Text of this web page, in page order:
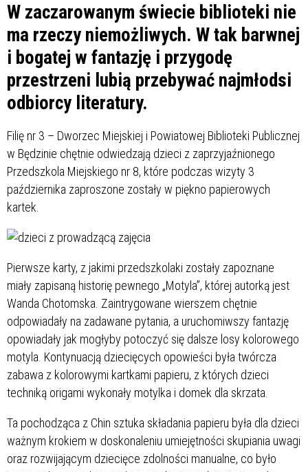
W zaczarowanym świecie biblioteki nie
ma rzeczy niemożliwych. W tak barwnej
i bogatej w fantazję i przygodę
przestrzeni lubią przebywać najmłodsi
odbiorcy literatury.
Filię nr 3 – Dworzec Miejskiej i Powiatowej Biblioteki Publicznej
w Będzinie chętnie odwiedzają dzieci z zaprzyjaźnionego
Przedszkola Miejskiego nr 8, które podczas wizyty 3
października zaproszone zostały w piękno papierowych
kartek.
Pierwsze karty, z jakimi przedszkolaki zostały zapoznane
miały zapisaną historię pewnego „Motyla”, której autorką jest
Wanda Chotomska. Zaintrygowane wierszem chętnie
odpowiadały na zadawane pytania, a uruchomiwszy fantazję
opowiadały jak mogłyby potoczyć się dalsze losy kolorowego
motyla. Kontynuacją dziecięcych opowieści była twórcza
zabawa z kolorowymi kartkami papieru, z których dzieci
techniką origami wykonały motylka i domek dla skrzata.
Ta pochodząca z Chin sztuka składania papieru była dla dzieci
ważnym krokiem w doskonaleniu umiejętności skupiania uwagi
oraz rozwijającym dziecięce zdolności manualne, co było